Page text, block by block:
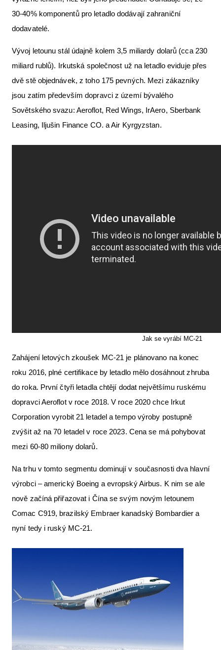
30-40% komponentů pro letadlo dodávají zahraniční
dodavatelé.
Vývoj letounu stál údajně kolem 3,5 miliardy dolarů (cca 230
miliard rublů). Irkutská společnost už na letadlo eviduje přes
dvě stě objednávek, z toho 175 pevných. Mezi zákazníky
jsou zatím především dopravci z území bývalého
Sovětského svazu: Aeroflot, Red Wings, IrAero, Sberbank
Leasing, Iljušin Finance CO. a Air Kyrgyzstan.
Jak se vyrábí MC-21
Zahájení letových zkoušek MC-21 je plánovano na konec
roku 2016, plné certifikace by letadlo mělo dosáhnout zhruba
do roka. První čtyři letadla chtějí dodat největšímu ruskému
dopravci Aeroflot v roce 2018. V roce 2020 chce Irkut
Corporation vyrobit 21 letadel a tempo výroby postupně
zvýšit až na 70 letadel v roce 2023. Cena se má pohybovat
mezi 60-80 miliony dolarů.
Na trhu v tomto segmentu dominují v současnosti dva hlavní
výrobci – americký Boeing a evropský Airbus. K nim se ale
nově začíná přiřazovat i Čína se svým novým letounem
Comac C919, brazilský Embraer kanadský Bombardier a
nyní tedy i ruský MC-21.